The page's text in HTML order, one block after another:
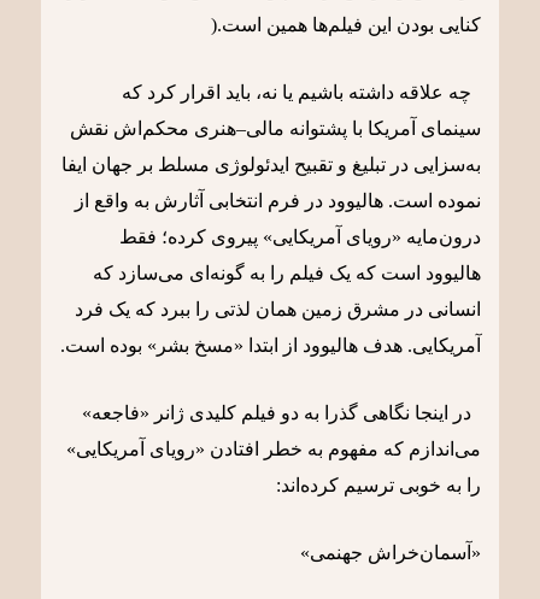
کنایی بودن این فیلم‌ها همین است.(
چه علاقه داشته باشیم یا نه، باید اقرار کرد که
سینمای آمریکا با پشتوانه مالی–هنری محکم‌اش نقش
به‌سزایی در تبلیغ و تقبیح ایدئولوژی مسلط بر جهان ایفا
نموده است. هالیوود در فرم انتخابی آثارش به واقع از
درون‌مایه «رویای آمریکایی» پیروی کرده؛ فقط
هالیوود است که یک فیلم را به گونه‌ای می‌سازد که
انسانی در مشرق زمین همان لذتی را ببرد که یک فرد
آمریکایی. هدف هالیوود از ابتدا «مسخ بشر» بوده است.
در اینجا نگاهی گذرا به دو فیلم کلیدی ژانر «فاجعه»
می‌اندازم که مفهوم به خطر افتادن «رویای آمریکایی»
را به خوبی ترسیم کرده‌اند:
«آسمان‌خراش جهنمی»